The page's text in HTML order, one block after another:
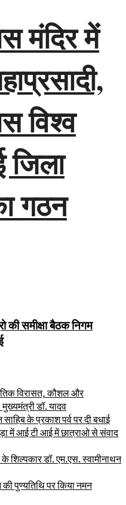
मंदिर में
विश्व
जिला
गठन
की समीक्षा बैठक निगम
विरासत, कौशल और
डॉ. यादव
के प्रकाश पर्व पर दी बधाई
में आई टी आई में छात्राओ से संवाद
शिल्पकार डॉ. एम.एस. स्वामीनाथन
पुण्यतिथि पर किया नमन